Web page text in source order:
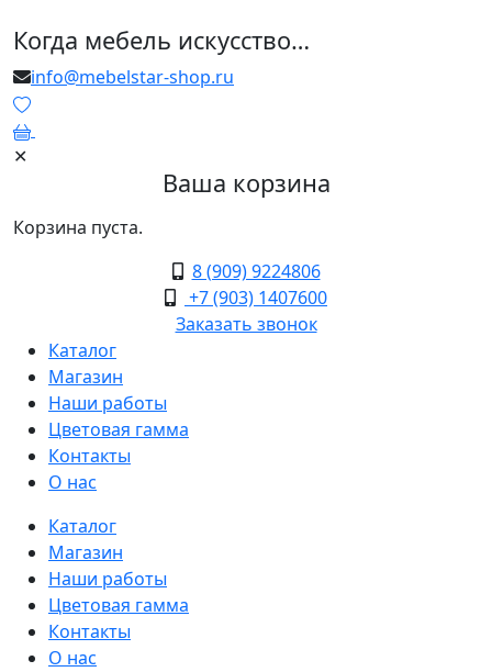
Когда мебель искусство…
info@mebelstar-shop.ru
✕
Ваша корзина
Корзина пуста.
8 (909) 9224806
+7 (903) 1407600
Заказать звонок
Каталог
Магазин
Наши работы
Цветовая гамма
Контакты
О нас
Каталог
Магазин
Наши работы
Цветовая гамма
Контакты
О нас